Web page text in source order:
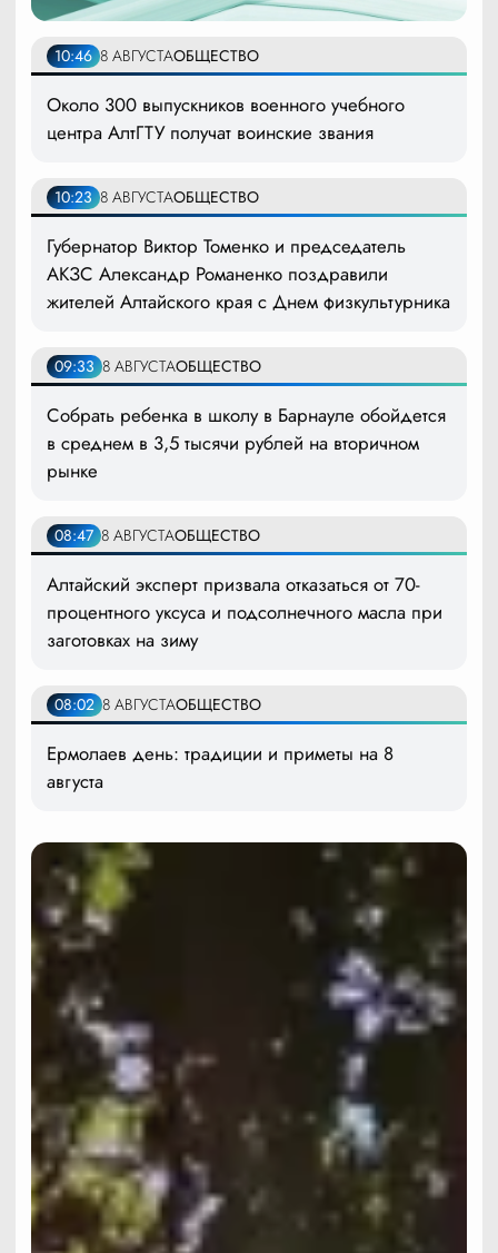
10:46 8 АВГУСТАОБЩЕСТВО
Около 300 выпускников военного учебного
центра АлтГТУ получат воинские звания
10:23 8 АВГУСТАОБЩЕСТВО
Губернатор Виктор Томенко и председатель
АКЗС Александр Романенко поздравили
жителей Алтайского края с Днем физкультурника
09:33 8 АВГУСТАОБЩЕСТВО
Собрать ребенка в школу в Барнауле обойдется
в среднем в 3,5 тысячи рублей на вторичном
рынке
08:47 8 АВГУСТАОБЩЕСТВО
Алтайский эксперт призвала отказаться от 70-
процентного уксуса и подсолнечного масла при
заготовках на зиму
08:02 8 АВГУСТАОБЩЕСТВО
Ермолаев день: традиции и приметы на 8
августа